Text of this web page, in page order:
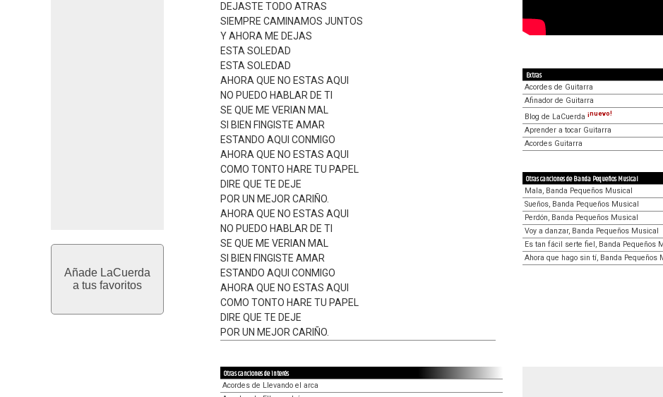
Añade LaCuerda
a tus favoritos
DEJASTE TODO ATRAS
SIEMPRE CAMINAMOS JUNTOS
Y AHORA ME DEJAS
ESTA SOLEDAD
ESTA SOLEDAD
AHORA QUE NO ESTAS AQUI
NO PUEDO HABLAR DE TI
SE QUE ME VERIAN MAL
SI BIEN FINGISTE AMAR
ESTANDO AQUI CONMIGO
AHORA QUE NO ESTAS AQUI
COMO TONTO HARE TU PAPEL
DIRE QUE TE DEJE
POR UN MEJOR CARIÑO.
AHORA QUE NO ESTAS AQUI
NO PUEDO HABLAR DE TI
SE QUE ME VERIAN MAL
SI BIEN FINGISTE AMAR
ESTANDO AQUI CONMIGO
AHORA QUE NO ESTAS AQUI
COMO TONTO HARE TU PAPEL
DIRE QUE TE DEJE
POR UN MEJOR CARIÑO.
Extras
Acordes de Guitarra
Afinador de Guitarra
Blog de LaCuerda ¡nuevo!
Aprender a tocar Guitarra
Acordes Guitarra
Otras canciones de Banda Pequeños Musical
Mala, Banda Pequeños Musical
Sueños, Banda Pequeños Musical
Perdón, Banda Pequeños Musical
Voy a danzar, Banda Pequeños Musical
Es tan fácil serte fiel, Banda Pequeños
Ahora que hago sin tí, Banda Pequeños
Otras canciones de interés
Acordes de Llevando el arca